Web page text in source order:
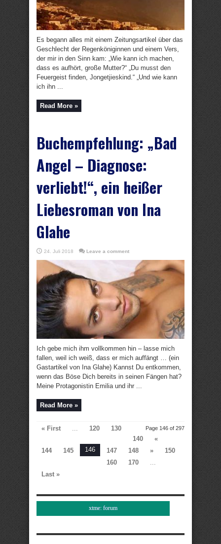
Es begann alles mit einem Zeitungsartikel über das
Geschlecht der Regenköniginnen und einem Vers,
der mir in den Sinn kam: „Wie kann ich machen,
dass es aufhört, große Mutter?“ „Du musst den
Feuergeist finden, Jongetjieskind.“ „Und wie kann
ich ihn ...
Read More »
Buchempfehlung: „Bad
Angel – Diagnose:
verliebt!“, ein heißer
Liebesroman von Ina
Glahe
24. Juli 2018 Leave a comment
Ich gebe mich ihm vollkommen hin – lasse mich
fallen, weil ich weiß, dass er mich auffängt … (ein
Gastartikel von Ina Glahe) Kannst Du entkommen,
wenn das Böse Dich bereits in seinen Fängen hat?
Meine Protagonistin Emilia und ihr ...
Read More »
Page 146 of 297
« First ... 120
130
140
«
144
145 146 147 148 »
150
160
170
...
Last »
xtme: forum